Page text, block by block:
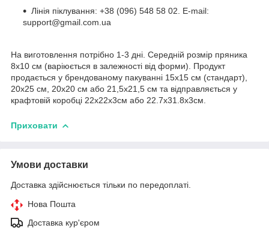
Лінія піклування: +38 (096) 548 58 02. E-mail:
support@gmail.com.ua
На виготовлення потрібно 1-3 дні. Cередній розмір пряника
8х10 см (варіюється в залежності від форми). Продукт
продається у брендованому пакуванні 15х15 см (стандарт),
20х25 см, 20х20 см або 21,5х21,5 см та відправляється у
крафтовій коробці 22х22х3см або 22.7х31.8х3см.
Приховати
Умови доставки
Доставка здійснюється тільки по передоплаті.
Нова Пошта
Доставка кур'єром